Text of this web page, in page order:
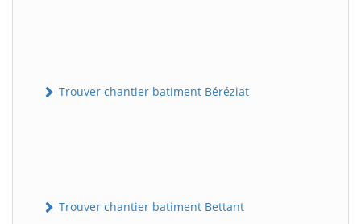
Trouver chantier batiment Béréziat
Trouver chantier batiment Bettant